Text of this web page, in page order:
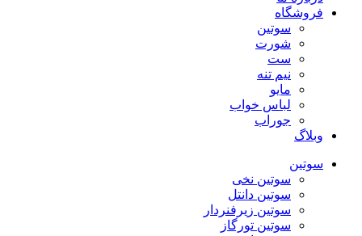
فروشگاه
سوتین
شورت
ست
نیم تنه
مایو
لباس خواب
جوراب
وبلاگ
سوتین
سوتین نخی
سوتین دانتل
سوتین زیرفنردار
سوتین تورگاز